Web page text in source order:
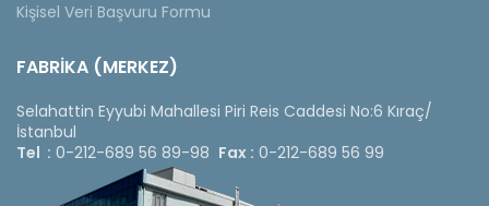
Kişisel Veri Başvuru Formu
FABRİKA (MERKEZ)
Selahattin Eyyubi Mahallesi Piri Reis Caddesi No:6 Kıraç/
İstanbul
Tel : 0-212-689 56 89-98 Fax : 0-212-689 56 99